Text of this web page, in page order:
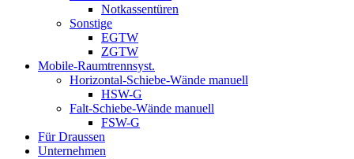
Notkassentüren
Sonstige
EGTW
ZGTW
Mobile-Raumtrennsyst.
Horizontal-Schiebe-Wände manuell
HSW-G
Falt-Schiebe-Wände manuell
FSW-G
Für Draussen
Unternehmen